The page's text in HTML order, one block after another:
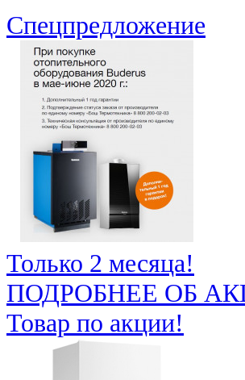
Спецпредложение
Только 2 месяца!
ПОДРОБНЕЕ ОБ
Товар по акции!